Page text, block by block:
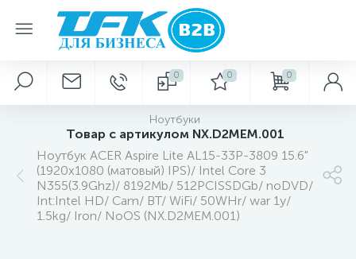
0 0 0
Ноутбуки
Товар с артикулом NX.D2MEM.001
Ноутбук ACER Aspire Lite AL15-33P-3809 15.6"
(1920x1080 (матовый) IPS)/ Intel Core 3
N355(3.9Ghz)/ 8192Mb/ 512PCISSDGb/ noDVD/
Int:Intel HD/ Cam/ BT/ WiFi/ 50WHr/ war 1y/
1.5kg/ Iron/ NoOS (NX.D2MEM.001)